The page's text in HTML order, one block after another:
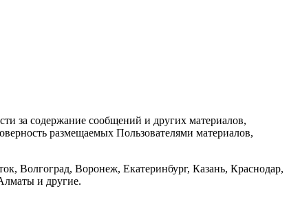
за содержание сообщений и других материалов,
размещаемых Пользователями материалов,
Волгоград, Воронеж, Екатеринбург, Казань, Краснодар,
и другие.